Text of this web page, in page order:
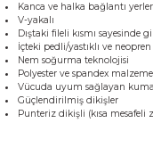
Kanca ve halka bağlantı
V-yakalı
Dıştaki fileli kısmı sayesinde
İçteki pedli/yastıklı ve
Nem soğurma teknolojisi
Polyester ve spandex malzeme
Vücuda uyum sağlayan
Güçlendirilmiş dikişler
Punteriz dikişli (kısa mesafeli